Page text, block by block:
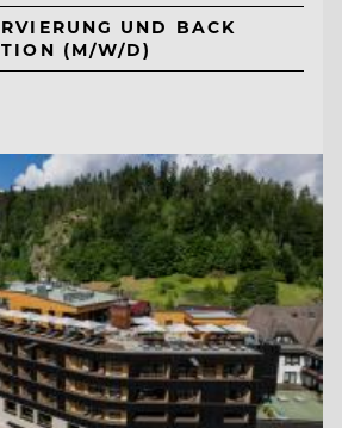
UND BACK
(M/W/D)